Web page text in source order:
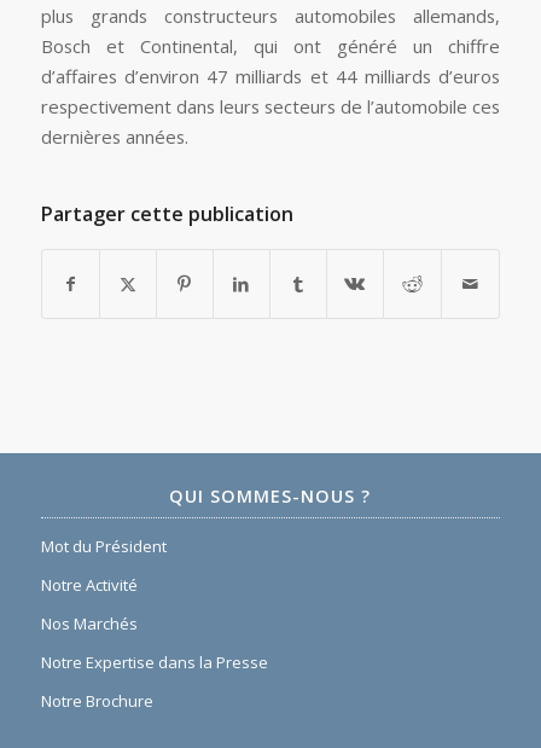
plus grands constructeurs automobiles allemands,
Bosch et Continental, qui ont généré un chiffre
d’affaires d’environ 47 milliards et 44 milliards d’euros
respectivement dans leurs secteurs de l’automobile ces
dernières années.
Partager cette publication
QUI SOMMES-NOUS ?
Mot du Président
Notre Activité
Nos Marchés
Notre Expertise dans la Presse
Notre Brochure